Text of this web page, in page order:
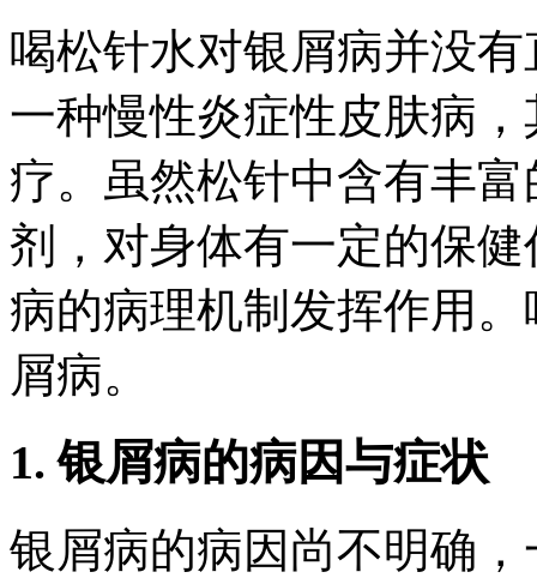
喝松针水对银屑病并没
一种慢性炎症性皮肤病
疗。虽然松针中含有丰
剂，对身体有一定的保
病的病理机制发挥作用
屑病。
1. 银屑病的病因与症状
银屑病的病因尚不明确